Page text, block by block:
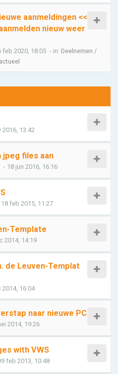
aanmeldingen <<
nieuw weer
feb 2020, 18:05 - in: Deelnemen /
2016, 13:42
jpeg files aan
- 18 jun 2016, 16:16
18 feb 2015, 11:27
Template
2014, 14:19
de Leuven-Templat
2014, 16:04
naar nieuwe PC
2014, 19:26
with VWS
feb 2013, 10:48